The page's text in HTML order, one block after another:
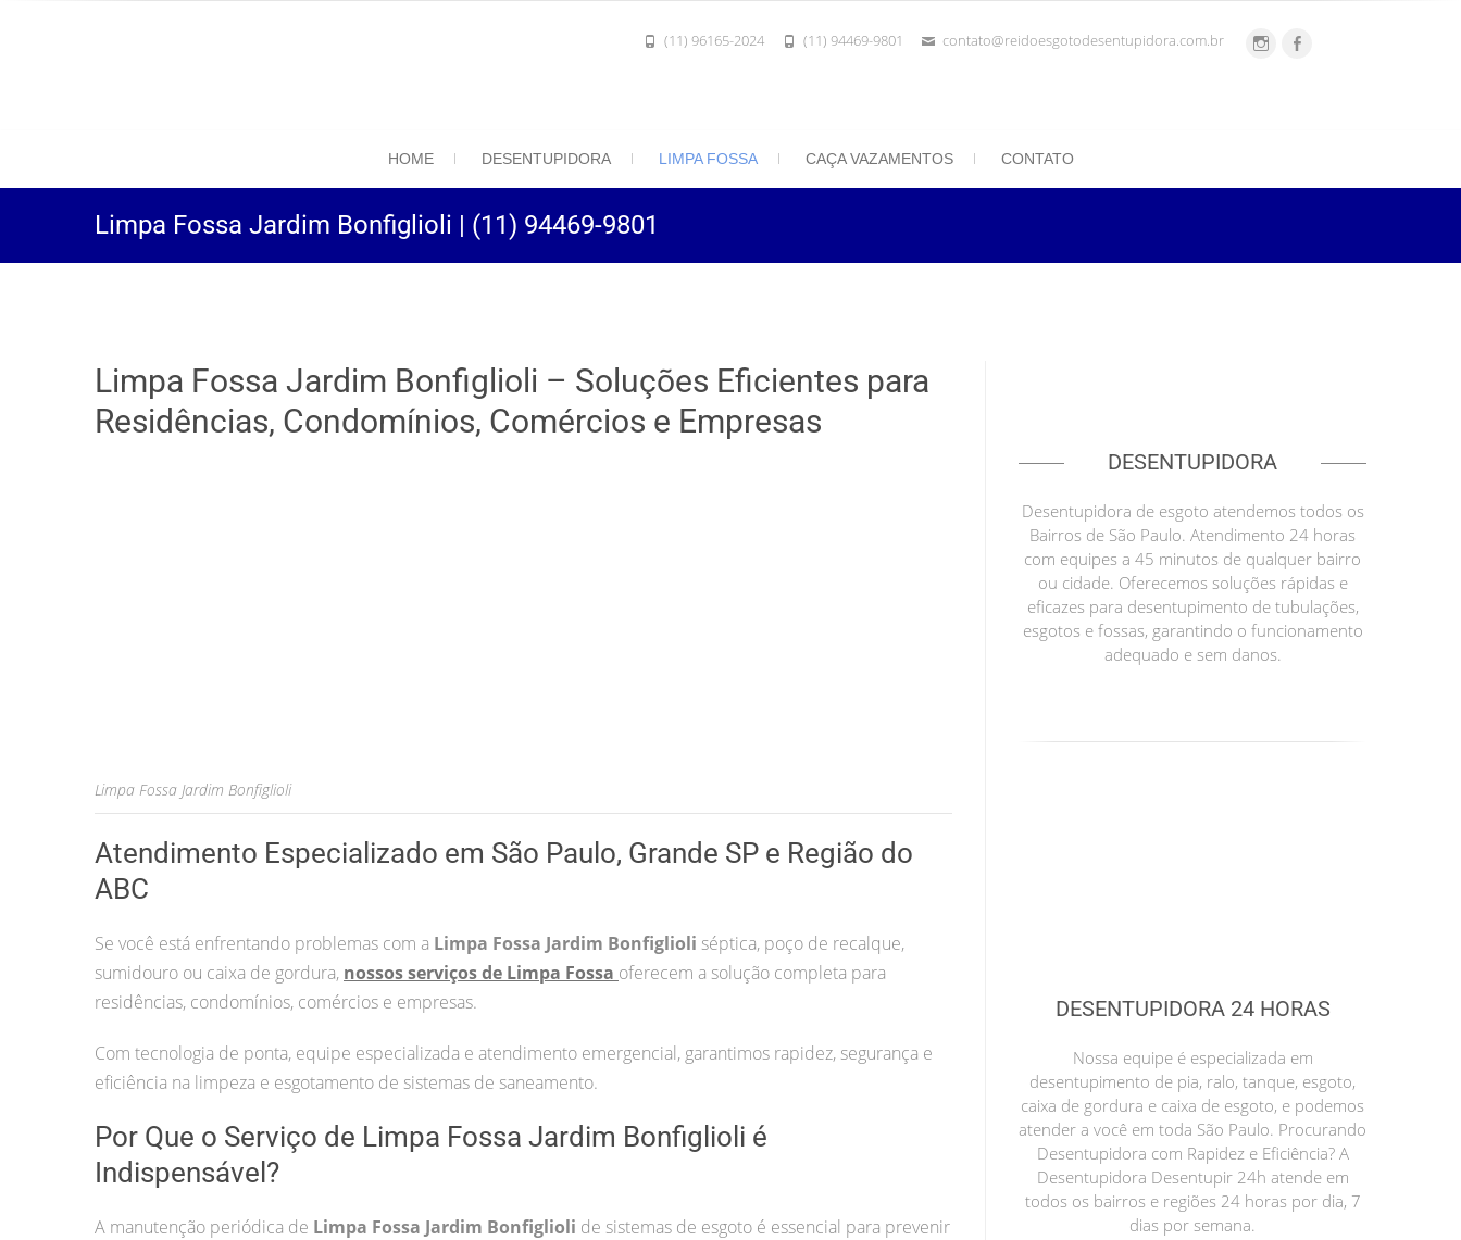
(11) 96165-2024 (11) 94469-9801 contato@reidoesgotodesentupidora.com.br
HOME DESENTUPIDORA LIMPA FOSSA CAÇA VAZAMENTOS CONTATO
Limpa Fossa Jardim Bonfiglioli | (11) 94469-9801
Limpa Fossa Jardim Bonfiglioli – Soluções Eficientes para
Residências, Condomínios, Comércios e Empresas
Limpa Fossa Jardim Bonfiglioli
Atendimento Especializado em São Paulo, Grande SP e Região do
ABC
Se você está enfrentando problemas com a Limpa Fossa Jardim Bonfiglioli séptica, poço de recalque,
sumidouro ou caixa de gordura, nossos serviços de Limpa Fossa oferecem a solução completa para
residências, condomínios, comércios e empresas.
Com tecnologia de ponta, equipe especializada e atendimento emergencial, garantimos rapidez, segurança e
eficiência na limpeza e esgotamento de sistemas de saneamento.
Por Que o Serviço de Limpa Fossa Jardim Bonfiglioli é
Indispensável?
A manutenção periódica de Limpa Fossa Jardim Bonfiglioli de sistemas de esgoto é essencial para prevenir
DESENTUPIDORA
Desentupidora de esgoto atendemos todos os
Bairros de São Paulo. Atendimento 24 horas
com equipes a 45 minutos de qualquer bairro
ou cidade. Oferecemos soluções rápidas e
eficazes para desentupimento de tubulações,
esgotos e fossas, garantindo o funcionamento
adequado e sem danos.
DESENTUPIDORA 24 HORAS
Nossa equipe é especializada em
desentupimento de pia, ralo, tanque, esgoto,
caixa de gordura e caixa de esgoto, e podemos
atender a você em toda São Paulo. Procurando
Desentupidora com Rapidez e Eficiência? A
Desentupidora Desentupir 24h atende em
todos os bairros e regiões 24 horas por dia, 7
dias por semana.